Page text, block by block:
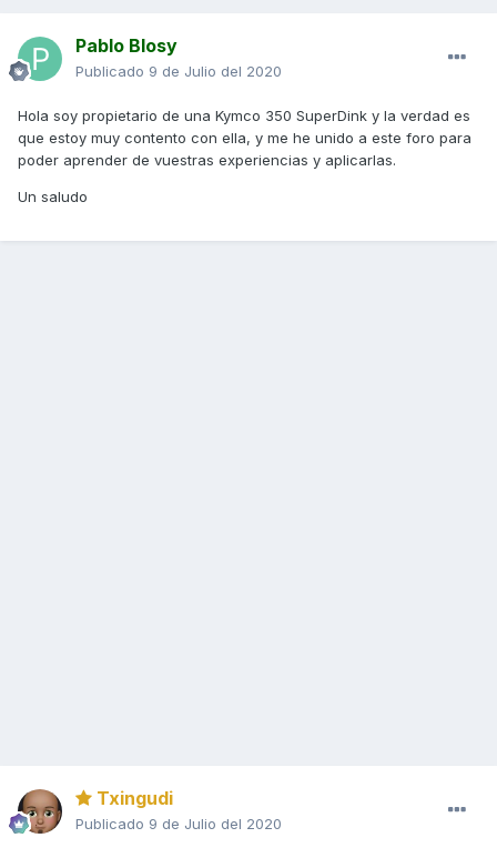
Pablo Blosy
Publicado 9 de Julio del 2020
Hola soy propietario de una Kymco 350 SuperDink y la verdad es
que estoy muy contento con ella, y me he unido a este foro para
poder aprender de vuestras experiencias y aplicarlas.
Un saludo
Txingudi
Publicado 9 de Julio del 2020